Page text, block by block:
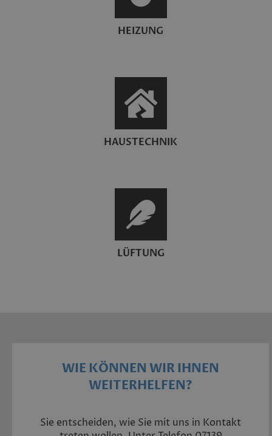
HEIZUNG
HAUSTECHNIK
LÜFTUNG
WIE KÖNNEN WIR IHNEN
WEITERHELFEN?
Sie entscheiden, wie Sie mit uns in Kontakt